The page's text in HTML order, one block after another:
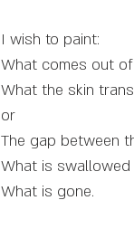
I wish to paint:
What comes out
What the skin
or
The gap between
What is swallowed
What is gone.